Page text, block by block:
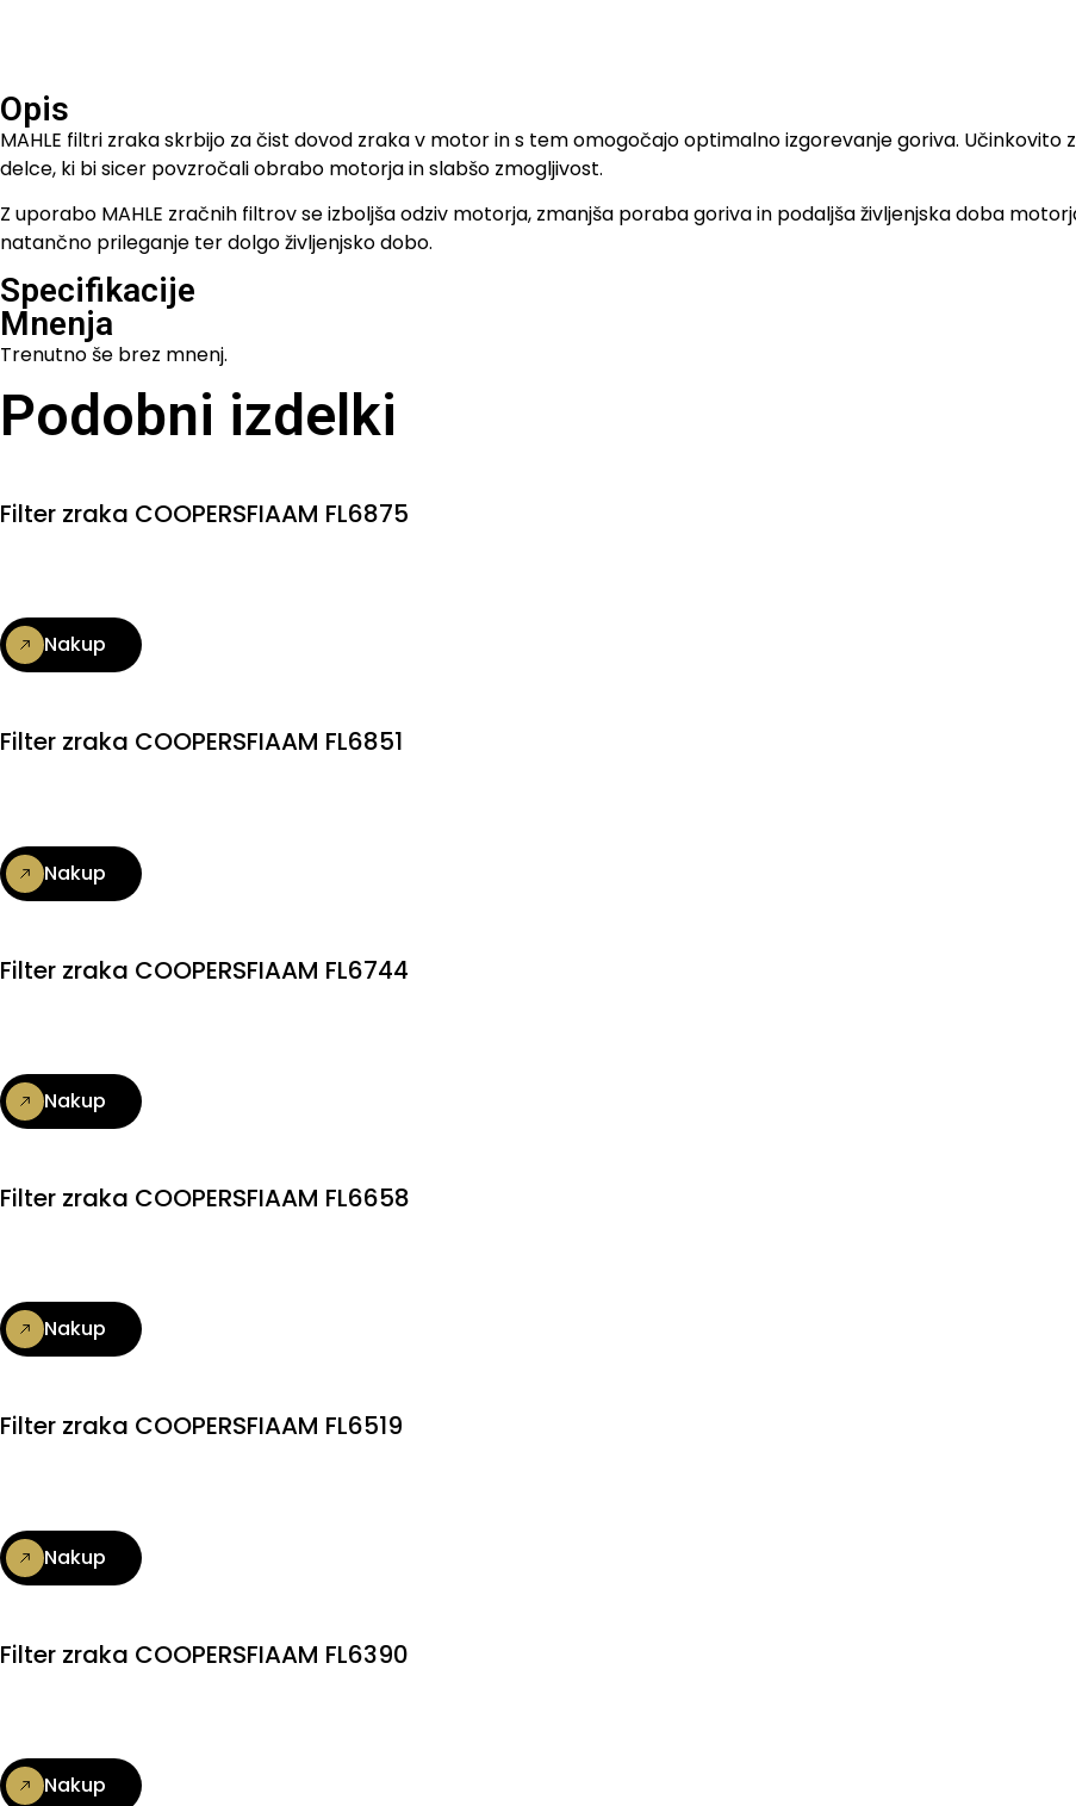
Opis
MAHLE filtri zraka skrbijo za čist dovod zraka v motor in s tem omogočajo optimalno izgorevanje goriva. Učinkovito
delce, ki bi sicer povzročali obrabo motorja in slabšo zmogljivost.
Z uporabo MAHLE zračnih filtrov se izboljša odziv motorja, zmanjša poraba goriva in podaljša življenjska doba
natančno prileganje ter dolgo življenjsko dobo.
Specifikacije
Mnenja
Trenutno še brez mnenj.
Podobni izdelki
Filter zraka COOPERSFIAAM FL6875
Nakup
Filter zraka COOPERSFIAAM FL6851
Nakup
Filter zraka COOPERSFIAAM FL6744
Nakup
Filter zraka COOPERSFIAAM FL6658
Nakup
Filter zraka COOPERSFIAAM FL6519
Nakup
Filter zraka COOPERSFIAAM FL6390
Nakup